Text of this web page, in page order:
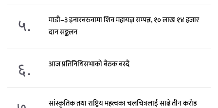
५.
माडी–३ इनारबरुवामा शिव महायज्ञ सम्पन्न, १० लाख १४ हजार
दान सङ्कलन
६. आज प्रतिनिधिसभाको बैठक बस्दै
सांस्कृतिक तथा राष्ट्रिय महत्वका चलचित्रलाई साढे तीन करोड